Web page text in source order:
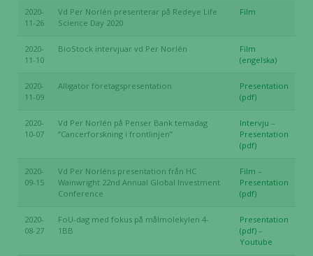
2020-
11-26
Vd Per Norlén presenterar på Redeye Life
Science Day 2020
Film
2020-
11-10
BioStock intervjuar vd Per Norlén
Film
(engelska)
2020-
11-09
Alligator företagspresentation
Presentation
(pdf)
2020-
10-07
Vd Per Norlén på Penser Bank temadag
”Cancerforskning i frontlinjen”
Intervju –
Presentation
(pdf)
2020-
09-15
Vd Per Norléns presentation från HC
Wainwright 22nd Annual Global Investment
Conference
Film –
Presentation
(pdf)
2020-
08-27
FoU-dag med fokus på målmolekylen 4-
1BB
Presentation
(pdf) –
Youtube
används.
bra som
besök. Om
du nekar de
funktionalitet